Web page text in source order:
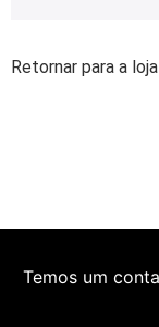
Retornar para a loja
Temos um